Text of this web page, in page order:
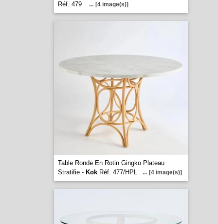
Réf. 479
... [4 image(s)]
Table Ronde En Rotin Gingko Plateau
Stratifie - KokRéf. 477/HPL ... [4 image(s)]